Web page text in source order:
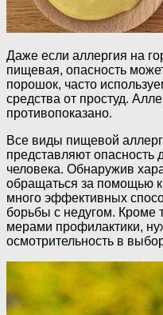
Даже если аллергия на
пищевая, опасность
порошок, часто
средства от простуд.
противопоказано.
Все виды пищевой
представляют опасность
человека. Обнаружив
обращаться за помощью
много эффективных
борьбы с недугом. Кроме
мерами профилактики,
осмотрительность в